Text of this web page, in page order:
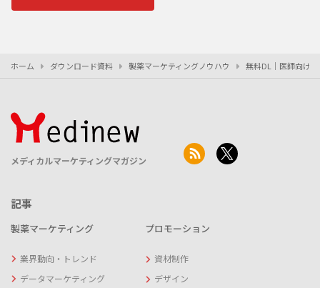
ホーム ダウンロード資料 製薬マーケティングノウハウ 無料DL｜医師向け
メディカルマーケティングマガジン
記事
製薬マーケティング
業界動向・トレンド
データマーケティング
プロモーション
資材制作
デザイン